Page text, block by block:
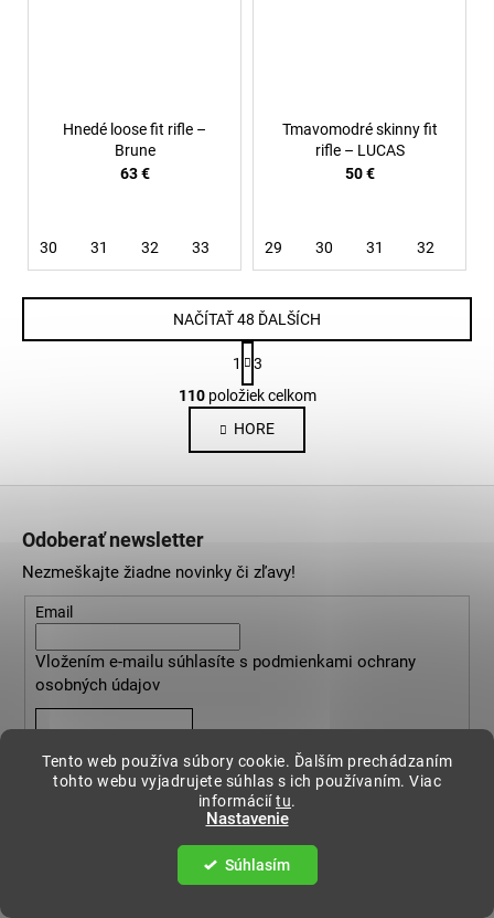
Tento web používa súbory cookie. Ďalším prechádzaním
tohto webu vyjadrujete súhlas s ich používaním. Viac
informáciítu.
Nastavenie
Súhlasím
Hnedé loose fit rifle –
Brune
63 €
30 31 32 33
Tmavomodré skinny fit
rifle – LUCAS
50 €
29 30 31 32
O
v
l
á
d
e
p
v
k
v
p
i
s
u
NAČÍTAŤ 48 ĎALŠÍCH
S
t
r
á
n
k
i
e
1
3
110položiek celkom
HORE
Odoberať newsletter
Nezmeškajte žiadne novinky či zľavy!
Email
Vložením e-mailu súhlasíte s podmienkami ochrany
osobných údajov
Informácie pre vás